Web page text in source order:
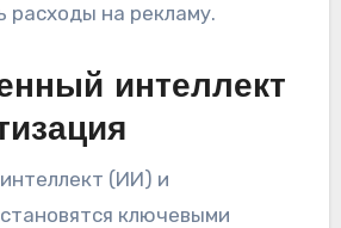
расходы на рекламу.
интеллект
(ИИ) и
ключевыми